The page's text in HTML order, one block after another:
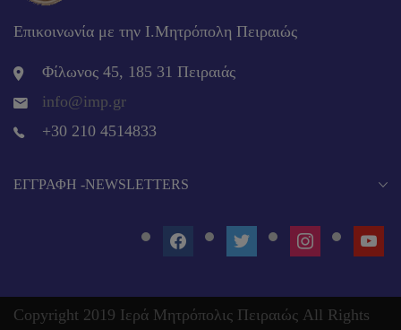
Επικοινωνία με την Ι.Μητρόπολη Πειραιώς
Φίλωνος 45, 185 31 Πειραιάς
info@imp.gr
+30 210 4514833
EΓΓΡΑΦΉ -NEWSLETTERS
FACEBOOKTWITTER INSTAGRAM
Copyright 2019 Ιερά Μητρόπολις Πειραιώς All Rights